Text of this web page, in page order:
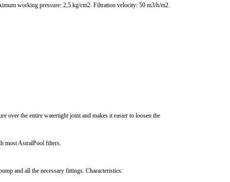
working pressure: 2,5 kg/cm2. Filtration velocity: 50 m3/h/m2.
over the entire watertight joint and makes it easier to loosen the
most AstralPool filters.
and all the necessary fittings. Characteristics: